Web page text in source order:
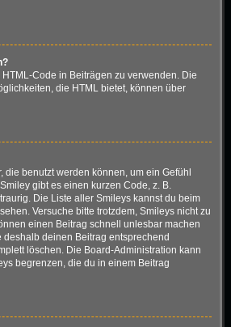
Code in Beiträgen zu verwenden. Die
die HTML bietet, können über
die benutzt werden können, um ein Gefühl
gibt es einen kurzen Code, z. B.
Die Liste aller Smileys kannst du beim
Versuche bitte trotzdem, Smileys nicht zu
einen Beitrag schnell unlesbar machen
deshalb deinen Beitrag entsprechend
löschen. Die Board-Administration kann
begrenzen, die du in einem Beitrag